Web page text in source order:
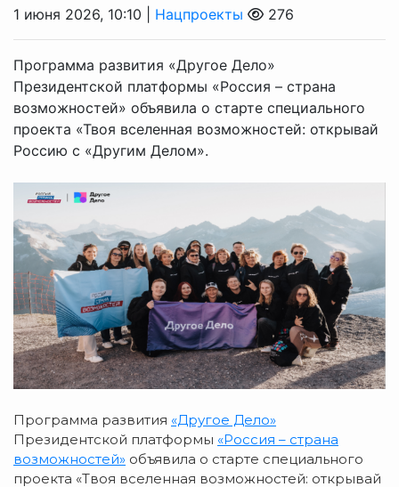
1 июня 2026, 10:10 | Нацпроекты 276
Программа развития «Другое Дело»
Президентской платформы «Россия – страна
возможностей» объявила о старте специального
проекта «Твоя вселенная возможностей: открывай
Россию с «Другим Делом».
Программа развития «Другое Дело»
Президентской платформы «Россия – страна
возможностей» объявила о старте специального
проекта «Твоя вселенная возможностей: открывай